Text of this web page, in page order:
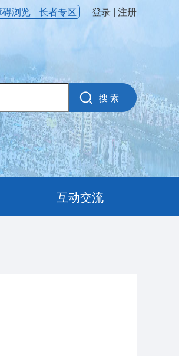
浏览 长者专区 登录 | 注册
互动交流